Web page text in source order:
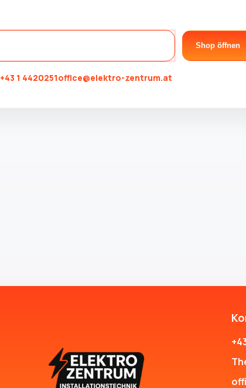
Shop öffnen
+43 1 4420251office@elektro-zentrum.at